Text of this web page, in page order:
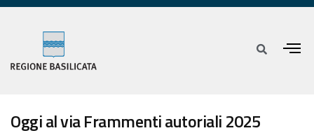
Oggi al via Frammenti autoriali 2025